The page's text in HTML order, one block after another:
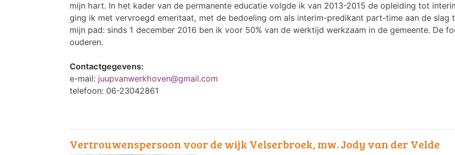
mijn hart. In het kader van de permanente educatie volgde ik van 2013-2015 de opleiding tot
ging ik met vervroegd emeritaat, met de bedoeling om als interim-predikant part-time aan de slag
mijn pad: sinds 1 december 2016 ben ik voor 50% van de werktijd werkzaam in de gemeente. De
ouderen.
Contactgegevens:
e-mail: juupvanwerkhoven@gmail.com
telefoon: 06-23042861
Vertrouwenspersoon voor de wijk Velserbroek, mw. Jody van der Velde